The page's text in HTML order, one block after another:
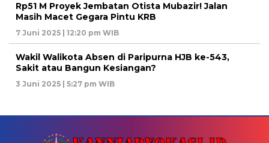
Rp51 M Proyek Jembatan Otista Mubazir! Jalan
Masih Macet Gegara Pintu KRB
7 Juni 2025 | 12:20 pm WIB
Wakil Walikota Absen di Paripurna HJB ke-543,
Sakit atau Bangun Kesiangan?
3 Juni 2025 | 5:27 pm WIB